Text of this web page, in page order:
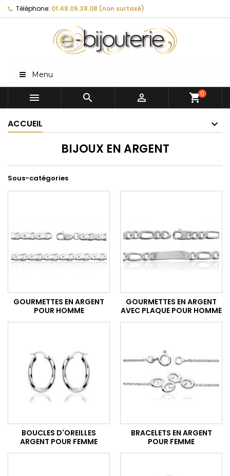
Téléphone: 01.48.09.38.08 (non surtaxé)
Menu
   shopping_cart0
ACCUEIL
BIJOUX EN ARGENT
Sous-catégories
GOURMETTES EN ARGENT
POUR HOMME
GOURMETTES EN ARGENT
AVEC PLAQUE POUR HOMME
BOUCLES D'OREILLES
ARGENT POUR FEMME
BRACELETS EN ARGENT
POUR FEMME